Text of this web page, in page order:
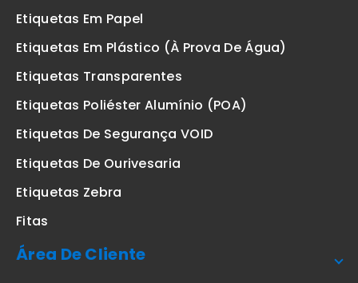
Etiquetas Em Papel
Etiquetas Em Plástico (à Prova De Água)
Etiquetas Transparentes
Etiquetas Poliéster Alumínio (POA)
Etiquetas De Segurança VOID
Etiquetas De Ourivesaria
Etiquetas Zebra
Fitas
Área De Cliente